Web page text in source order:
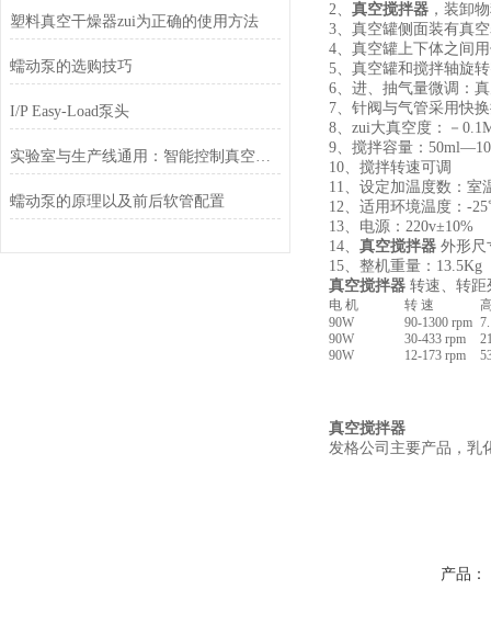
塑料真空干燥器zui为正确的使用方法
蠕动泵的选购技巧
I/P Easy-Load泵头
实验室与生产线通用：智能控制真空脱泡器，准确调控气泡消除过程
蠕动泵的原理以及前后软管配置
2、 真空搅拌器 ，装卸
3、真空罐侧面装有真
4、真空罐上下体之间
5、真空罐和搅拌轴旋
6、进、抽气量微调：
7、针阀与气管采用快
8、zui大真空度：－
9、搅拌容量：
10、搅拌转速可调
11、设定加温度数：室
12、适用环境温度：
13、电源：220v±10%
14、 真空搅拌器 外形尺
15、整机重量：13.5Kg
真空搅拌器 转速、转距
电 机 转 速
90W
90-1300 rpm
90W
30-433 rpm
90W
12-173 rpm
真空搅拌器
发格公司主要产品，乳
产品：